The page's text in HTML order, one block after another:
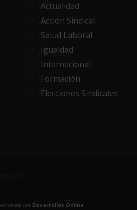
Actualidad
Acción Sindical
Salud Laboral
Igualdad
Internacional
Formación
Elecciones Sindicales
por Desarrollos Online